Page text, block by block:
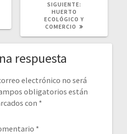
SIGUIENTE:
HUERTO
ECOLÓGICO Y
COMERCIO
respuesta
electrónico no será
obligatorios están
con *
*